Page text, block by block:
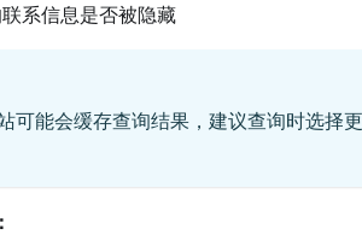
系信息是否被隐藏
可能会缓存查询结果，建议查询时选择